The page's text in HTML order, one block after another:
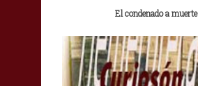
El condenado a muerte